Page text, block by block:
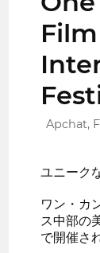
Apchat,
ユニーク
ワン・カ
ス中部の
で開催さ